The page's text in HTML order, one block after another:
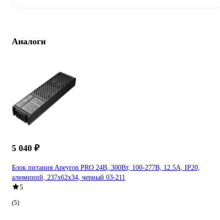
Аналоги
5 040 ₽
Блок питания Apeyron PRO 24В, 300Вт, 100-277В, 12.5А, IP20,
алюминий, 237х62х34, черный 03-211
5
(5)